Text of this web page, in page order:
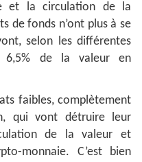
et la circulation de la
de fonds n’ont plus à se
selon les différentes
6,5% de la valeur en
faibles, complètement
qui vont détruire leur
de la valeur et
monnaie. C’est bien